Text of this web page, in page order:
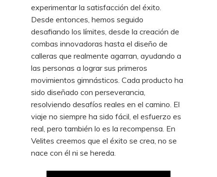
experimentar la satisfacción del éxito.
Desde entonces, hemos seguido
desafiando los límites, desde la creación de
combas innovadoras hasta el diseño de
calleras que realmente agarran, ayudando a
las personas a lograr sus primeros
movimientos gimnásticos. Cada producto ha
sido diseñado con perseverancia,
resolviendo desafíos reales en el camino. El
viaje no siempre ha sido fácil, el esfuerzo es
real, pero también lo es la recompensa. En
Velites creemos que el éxito se crea, no se
nace con él ni se hereda.